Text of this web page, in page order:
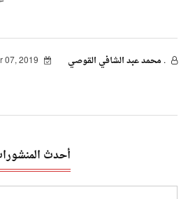
. محمد عبد الشافي القوصي
أحدث